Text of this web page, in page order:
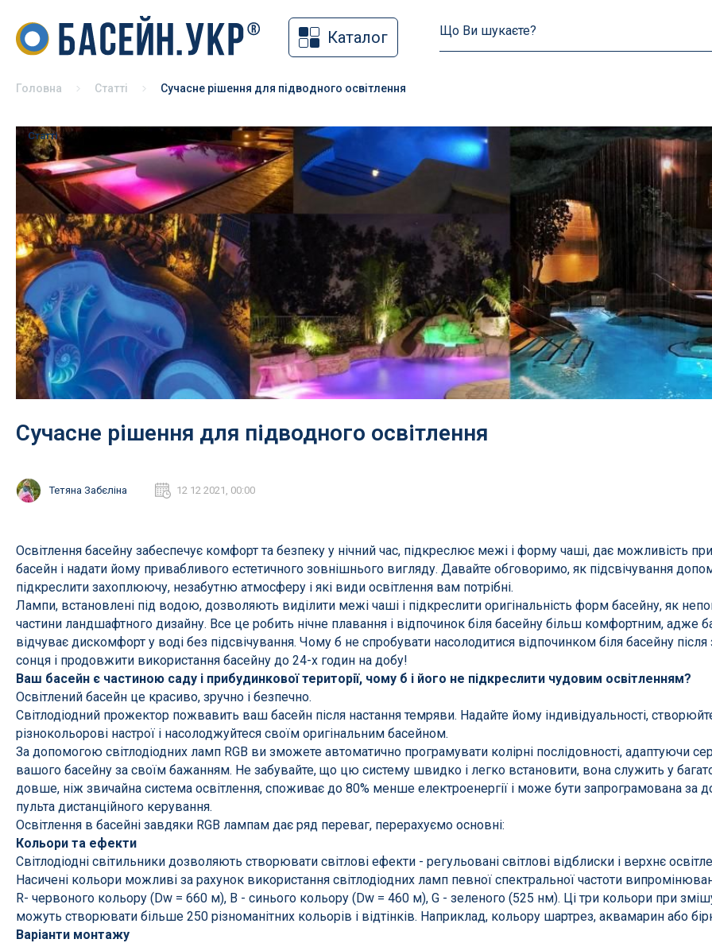
Хімія для басейну
Альгіциди для басейну
Коагулянти та флокулянти
Засоби чищення басейну
Спеціальна хімія для басейну
Хімія для басейну без хлору
Хімія для консервації басейну на
зиму
Хімія для СПА
Тестери для басейну
Профілактика і лікування
Legionella
Накриття басейнів
Змотуючі пристрої для басейну
Ролети для басейнів
Павільйони для басейнів
Зимове накриття для басейнів
Універсальні накриття для
басейнів
Сачки
Шланги
Термометри
Дозатори хімії
Набори
Для зимової
Захисне огородження
Терасний камінь
Гамма RUSTIQUE BULLÉE (Рустік
Бюль)
Гамма PIERRE DU LOT (П'єр Дю
Лот)
Гамма ABBAYE (Аббей)
Гамма TENNESSEE/Excellence
Гамма VOLCANIK (Вулканік)
Гамма MOSAIC (Мозаїка)
Гамма FOREST (Форест)
Гамма NOVASCHISTE (Новашіст)
Гамма DOLCI (Дольчі)
Гамма ATLAS (Атлас)
Гамма CLUNI (Клуні)
Гамма GHISA (Гіза)
Гамма GRADA(Града)
Гамма CALIZA (Галіза)
Гамма ROMANTIC (Романтік)
Пилососи і аксесуари
Запчастини та витратні матеріали
Навісні фільтри
Фільтри для
басейнів
Каталог
Головна Статті Сучасне рішення для підводного освітлення
Статті
Сучасне рішення для підводного освітлення
Тетяна Забєліна 12 12 2021, 00:00
Освітлення басейну забеспечує комфорт та безпеку у нічний час, підкреслює межі і форму чаші, дає можливість
басейн і надати йому привабливого естетичного зовнішнього вигляду. Давайте обговоримо, як підсвічування
підкреслити захоплюючу, незабутню атмосферу і які види освітлення вам потрібні.
Лампи, встановлені під водою, дозволяють виділити межі чаші і підкреслити оригінальність форм басейну, як
частини ландшафтного дизайну. Все це робить нічне плавання і відпочинок біля басейну більш комфортним, адже
відчуває дискомфорт у воді без підсвічування. Чому б не спробувати насолодитися відпочинком біля басейну після
сонця і продовжити використання басейну до 24-х годин на добу!
Ваш басейн є частиною саду і прибудинкової території, чому б і його не підкреслити чудовим освітленням?
Освітлений басейн це красиво, зручно і безпечно.
Світлодіодний прожектор пожвавить ваш басейн після настання темряви. Надайте йому індивідуальності,
різнокольорові настрої і насолоджуйтеся своїм оригінальним басейном.
За допомогою світлодіодних ламп RGB ви зможете автоматично програмувати колірні послідовності, адаптуючи
вашого басейну за своїм бажанням. Не забувайте, що цю систему швидко і легко встановити, вона служить у
довше, ніж звичайна система освітлення, споживає до 80% менше електроенергії і може бути запрограмована за
пульта дистанційного керування.
Освітлення в басейні завдяки RGB лампам дає ряд переваг, перерахуємо основні:
Кольори та ефекти
Світлодіодні світильники дозволяють створювати світлові ефекти - регульовані світлові відблиски і верхнє
Насичені кольори можливі за рахунок використання світлодіодних ламп певної спектральної частоти
R- червоного кольору (Dw = 660 м), B - синього кольору (Dw = 460 м), G - зеленого (525 нм). Ці три кольори при
можуть створювати більше 250 різноманітних кольорів і відтінків. Наприклад, кольору шартрез, аквамарин або
Варіанти монтажу